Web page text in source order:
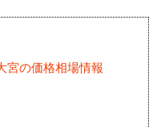
宮の価格相場情報